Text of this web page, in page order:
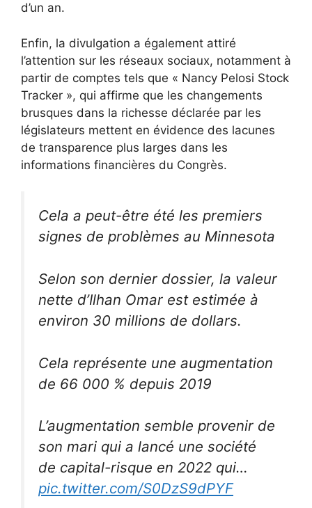
d’un an.
Enfin, la divulgation a également attiré
l’attention sur les réseaux sociaux, notamment à
partir de comptes tels que « Nancy Pelosi Stock
Tracker », qui affirme que les changements
brusques dans la richesse déclarée par les
législateurs mettent en évidence des lacunes
de transparence plus larges dans les
informations financières du Congrès.
Cela a peut-être été les premiers
signes de problèmes au Minnesota
Selon son dernier dossier, la valeur
nette d’Ilhan Omar est estimée à
environ 30 millions de dollars.
Cela représente une augmentation
de 66 000 % depuis 2019
L’augmentation semble provenir de
son mari qui a lancé une société
de capital-risque en 2022 qui…
pic.twitter.com/S0DzS9dPYF